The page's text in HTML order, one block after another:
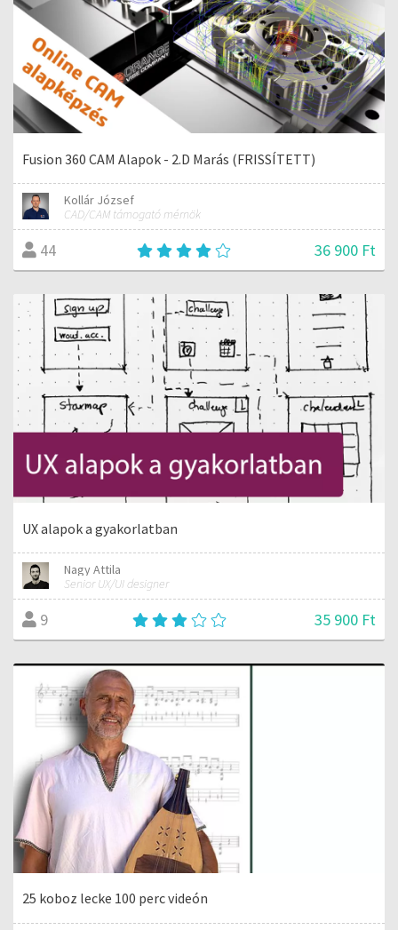
Fusion 360 CAM Alapok - 2.D Marás (FRISSÍTETT)
Kollár József
CAD/CAM támogató mérnök
44 36 900 Ft
UX alapok a gyakorlatban
Nagy Attila
Senior UX/UI designer
9 35 900 Ft
25 koboz lecke 100 perc videón